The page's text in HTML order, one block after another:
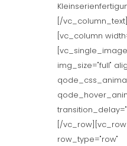
[/
[vc_column
img_size="full"
[/
row_type="row"